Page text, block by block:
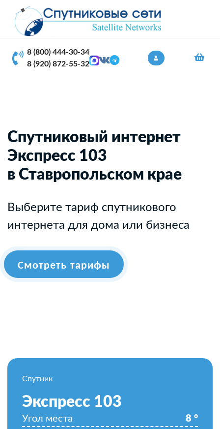
8 (800) 444-30-34
8 (920) 872-55-32
Спутниковый интернет
Экспресс 103
в Ставропольском крае
Выберите тариф спутникового
интернета для дома или бизнеса
Смотреть тарифы
Спутник
Экспресс 103
Угол места 8 °